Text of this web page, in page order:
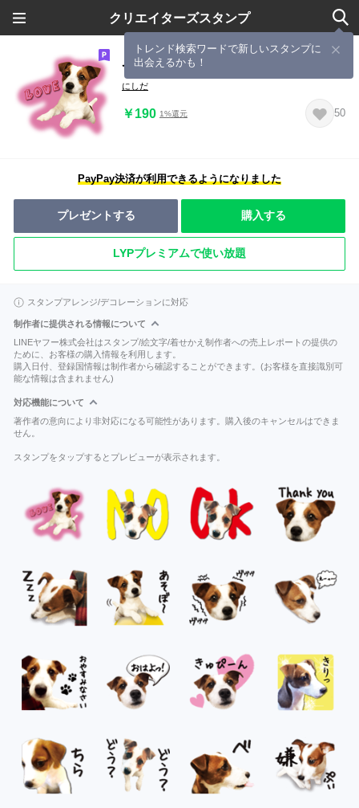
クリエイターズスタンプ
トレンド検索ワードで新しいスタンプに
出会えるかも！
てんてん(ジャックラッセルテリア)2
にしだ
￥190 1%還元 50
PayPay決済が利用できるようになりました
プレゼントする 購入する
LYPプレミアムで使い放題
スタンプアレンジ/デコレーションに対応
制作者に提供される情報について
LINEヤフー株式会社はスタンプ/絵文字/着せかえ制作者への売上レポートの提供の
ために、お客様の購入情報を利用します。
購入日付、登録国情報は制作者から確認することができます。(お客様を直接識別可
能な情報は含まれません)
対応機能について
著作者の意向により非対応になる可能性があります。購入後のキャンセルはできま
せん。
スタンプをタップするとプレビューが表示されます。